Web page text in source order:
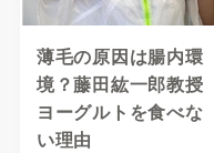
薄毛の原因は腸内環
境？藤田紘一郎教授
ヨーグルトを食べな
い理由